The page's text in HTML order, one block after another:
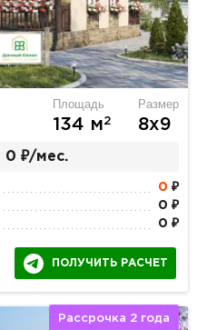
Площадь
134 м2
Размер
8х9
0 ₽/мес.
0 ₽
0 ₽
0 ₽
ПОЛУЧИТЬ РАСЧЕТ
Рассрочка 2 года